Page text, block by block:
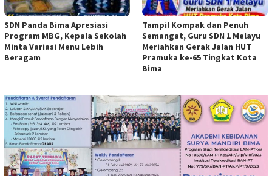
SDN Panda Bima Apresiasi
Program MBG, Kepala Sekolah
Minta Variasi Menu Lebih
Beragam
Tampil Kompak dan Penuh
Semangat, Guru SDN 1 Melayu
Meriahkan Gerak Jalan HUT
Pramuka ke-65 Tingkat Kota
Bima